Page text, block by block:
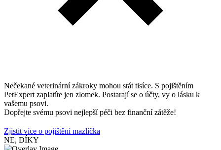
Nečekané veterinární zákroky mohou stát tisíce. S pojištěním
PetExpert zaplatíte jen zlomek. Postarají se o účty, vy o lásku k
vašemu psovi.
Dopřejte svému psovi nejlepší péči bez finanční zátěže!
Zjistit více o pojištění mazlíčka
NE, DÍKY